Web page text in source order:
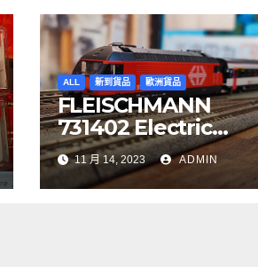
ALL 新到貨品 歐洲貨品
FLEISCHMANN
731402 Electric
locomotive Re 460,
SBB
11 月 14, 2023 ADMIN